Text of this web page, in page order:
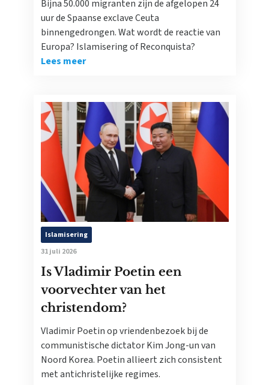
Bijna 50.000 migranten zijn de afgelopen 24
uur de Spaanse exclave Ceuta
binnengedrongen. Wat wordt de reactie van
Europa? Islamisering of Reconquista?
Lees meer
Islamisering
31 juli 2026
Is Vladimir Poetin een
voorvechter van het
christendom?
Vladimir Poetin op vriendenbezoek bij de
communistische dictator Kim Jong-un van
Noord Korea. Poetin allieert zich consistent
met antichristelijke regimes.